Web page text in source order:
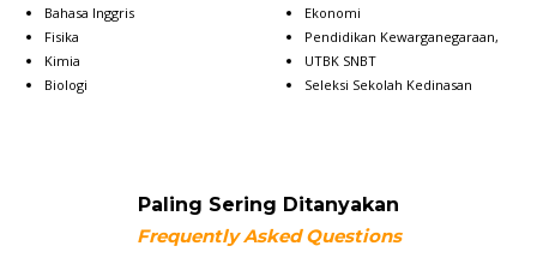
Bahasa Inggris
Fisika
Kimia
Biologi
Ekonomi
Pendidikan Kewarganegaraan,
UTBK SNBT
Seleksi Sekolah Kedinasan
Paling Sering Ditanyakan
Frequently Asked Questions